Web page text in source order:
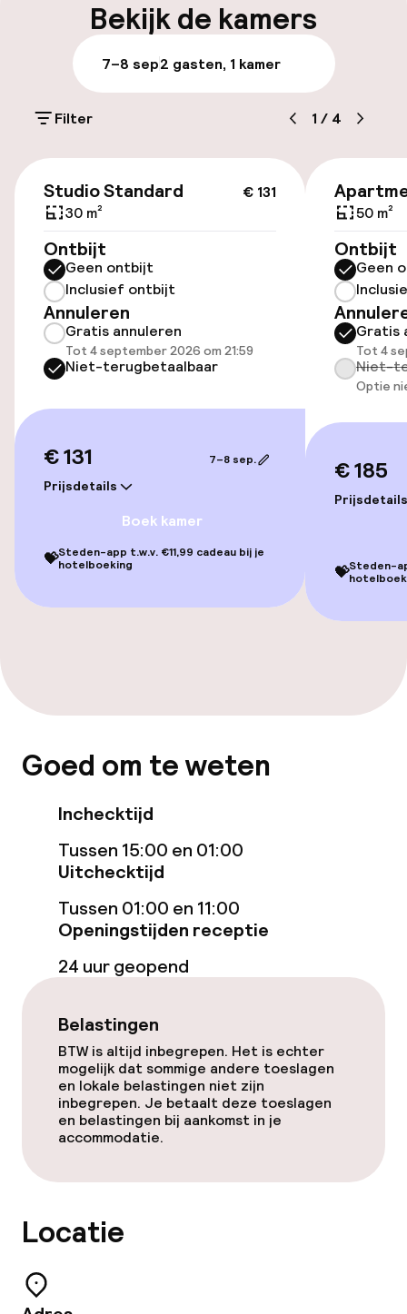
hebben hotels het recht om het persoonlijke
identificatiedocument van de gasten te
vragen en gasten moeten aan dit verzoek
voldoen. Plan uw reis en aankomst a. u. b. in
overeenstemming met het bovenstaande!
Dank u voor uw vriendelijke medewerking!”
Parkeren & mobiliteit
Parkeergelegenheid op eigen terrein
(buiten)
Parkeergelegenheid op eigen terrein
(binnen)
Openbaar parkeren
Transferservice
Fietsenstalling
Toegankelijkheid
Overal rolstoeltoegankelijk
Zwemmen & wellness
Entertainment
Gratis wifi
Tuin
Terras
Zonneterras
Eet- en drinkgelegenheden
Bar
Ontbijtbuffet
Bekijk de kamers
7–8 sep2 gasten, 1 kamer
Filter 1 / 4
€ 131
Studio Standard
30 m²
Ontbijt
Geen ontbijt
Inclusief ontbijt
Annuleren
Gratis annuleren
Tot 4 september 2026 om 21:59
Niet-terugbetaalbaar
€ 131
Prijsdetails
7–8 sep.
Boek kamer
💝Steden-app t.w.v. €11,99 cadeau bij je
hotelboeking
50 m²
Ontbijt
Geen
Gratis
Tot 4
Niet-
Optie
€ 185
Prijsdetails
💝Steden-
Goed om te weten
Inchecktijd
Tussen 15:00 en 01:00
Uitchecktijd
Tussen 01:00 en 11:00
Openingstijden receptie
24 uur geopend
Belastingen
BTW is altijd inbegrepen. Het is echter
mogelijk dat sommige andere toeslagen
en lokale belastingen niet zijn
inbegrepen. Je betaalt deze toeslagen
en belastingen bij aankomst in je
accommodatie.
Locatie